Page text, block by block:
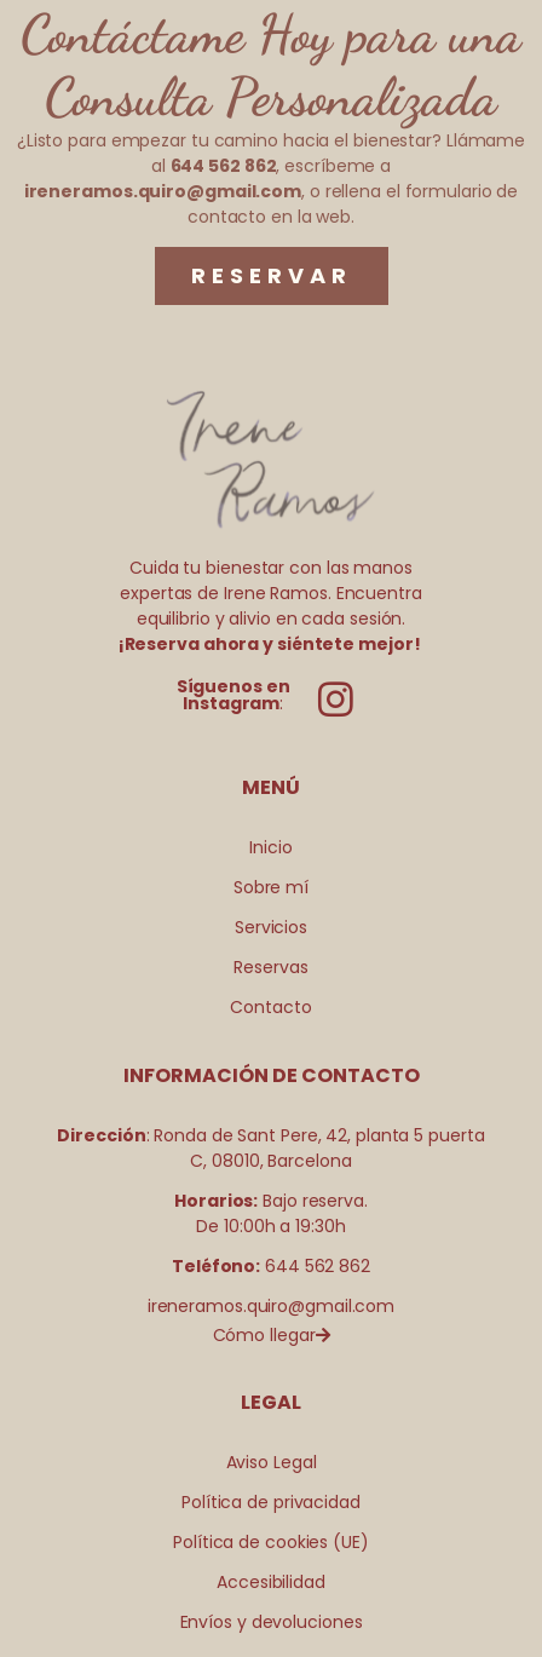
Contáctame Hoy para una
Consulta Personalizada
¿Listo para empezar tu camino hacia el bienestar? Llámame
al 644 562 862, escríbeme a
ireneramos.quiro@gmail.com, o rellena el formulario de
contacto en la web.
RESERVAR
Cuida tu bienestar con las manos
expertas de Irene Ramos. Encuentra
equilibrio y alivio en cada sesión.
¡Reserva ahora y siéntete mejor!
Síguenos en
Instagram:
MENÚ
Inicio
Sobre mí
Servicios
Reservas
Contacto
INFORMACIÓN DE CONTACTO
Dirección: Ronda de Sant Pere, 42, planta 5 puerta
C, 08010, Barcelona
Horarios: Bajo reserva.
De 10:00h a 19:30h
Teléfono: 644 562 862
ireneramos.quiro@gmail.com
Cómo llegar
LEGAL
Aviso Legal
Política de privacidad
Política de cookies (UE)
Accesibilidad
Envíos y devoluciones